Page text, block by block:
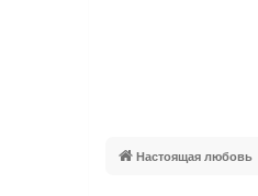
Настоящая любовь